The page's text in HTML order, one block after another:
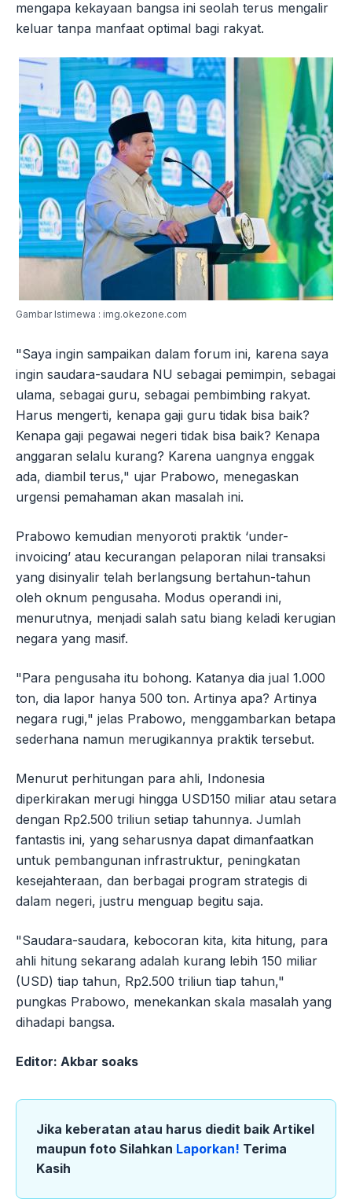
mengapa kekayaan bangsa ini seolah terus mengalir
keluar tanpa manfaat optimal bagi rakyat.
Gambar Istimewa : img.okezone.com
"Saya ingin sampaikan dalam forum ini, karena saya
ingin saudara-saudara NU sebagai pemimpin, sebagai
ulama, sebagai guru, sebagai pembimbing rakyat.
Harus mengerti, kenapa gaji guru tidak bisa baik?
Kenapa gaji pegawai negeri tidak bisa baik? Kenapa
anggaran selalu kurang? Karena uangnya enggak
ada, diambil terus," ujar Prabowo, menegaskan
urgensi pemahaman akan masalah ini.
Prabowo kemudian menyoroti praktik ‘under-
invoicing’ atau kecurangan pelaporan nilai transaksi
yang disinyalir telah berlangsung bertahun-tahun
oleh oknum pengusaha. Modus operandi ini,
menurutnya, menjadi salah satu biang keladi kerugian
negara yang masif.
"Para pengusaha itu bohong. Katanya dia jual 1.000
ton, dia lapor hanya 500 ton. Artinya apa? Artinya
negara rugi," jelas Prabowo, menggambarkan betapa
sederhana namun merugikannya praktik tersebut.
Menurut perhitungan para ahli, Indonesia
diperkirakan merugi hingga USD150 miliar atau setara
dengan Rp2.500 triliun setiap tahunnya. Jumlah
fantastis ini, yang seharusnya dapat dimanfaatkan
untuk pembangunan infrastruktur, peningkatan
kesejahteraan, dan berbagai program strategis di
dalam negeri, justru menguap begitu saja.
"Saudara-saudara, kebocoran kita, kita hitung, para
ahli hitung sekarang adalah kurang lebih 150 miliar
(USD) tiap tahun, Rp2.500 triliun tiap tahun,"
pungkas Prabowo, menekankan skala masalah yang
dihadapi bangsa.
Editor: Akbar soaks
Jika keberatan atau harus diedit baik Artikel
maupun foto Silahkan Laporkan! Terima
Kasih